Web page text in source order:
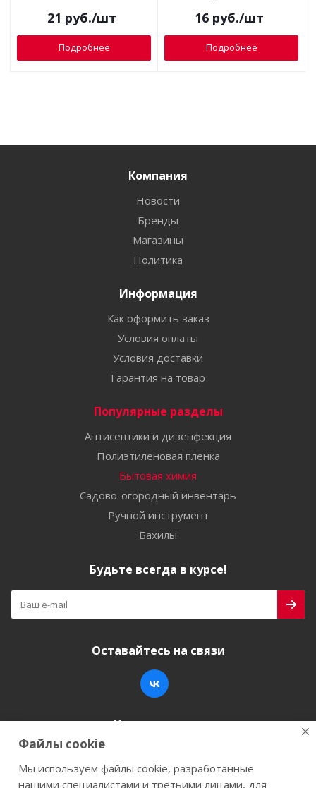
21 руб./шт
Подробнее
16руб./шт
Подробнее
Компания
Новости
Бренды
Магазины
Политика
Информация
Как оформить заказ
Условия оплаты
Условия доставки
Гарантия на товар
Популярные разделы
Антисептики и дизенфекция
Полиэтиленовая пленка
Бытовая химия
Садово-огородный инвентарь
Ручной инструмент
Бахилы
Будьте всегда в курсе!
Оставайтесь на связи
Наши контакты
+7 (846) 200-05-15
Файлы cookie
Мы используем файлы cookie, разработанные
нашими специалистами и третьими лицами, для